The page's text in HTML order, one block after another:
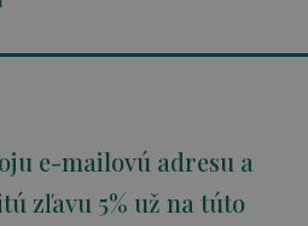
e-mailovú adresu a
zľavu 5% už na túto